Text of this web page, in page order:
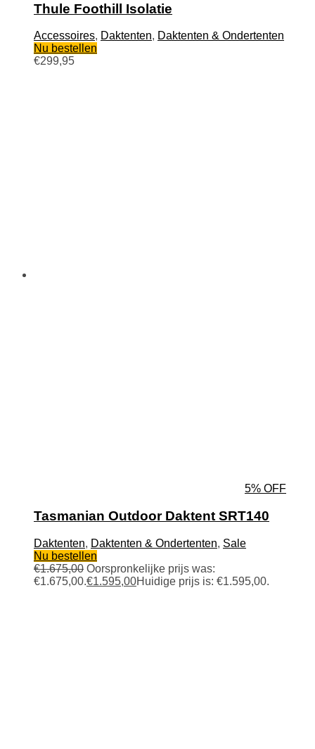
Thule Foothill Isolatie
Accessoires, Daktenten, Daktenten & Ondertenten
Nu bestellen
€299,95
5% OFF
Tasmanian Outdoor Daktent SRT140
Daktenten, Daktenten & Ondertenten, Sale
Nu bestellen
€1.675,00 Oorspronkelijke prijs was:
€1.675,00.€1.595,00Huidige prijs is: €1.595,00.